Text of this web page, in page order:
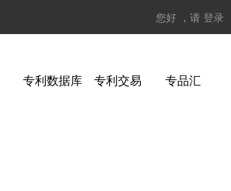
您好 ，请 登录
专利数据库 专利交易 专品汇